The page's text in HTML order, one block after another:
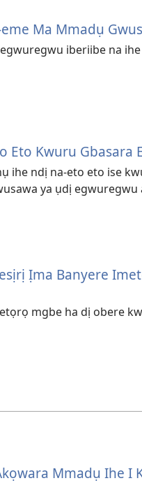
eme Ma Mmadụ
iberiibe na
Eto Kwuru Gbasara
ihe ndị na-eto eto ise
ya ụdị egwuregwu
Ịma Banyere
mgbe ha dị obere
Mmadụ Ihe I